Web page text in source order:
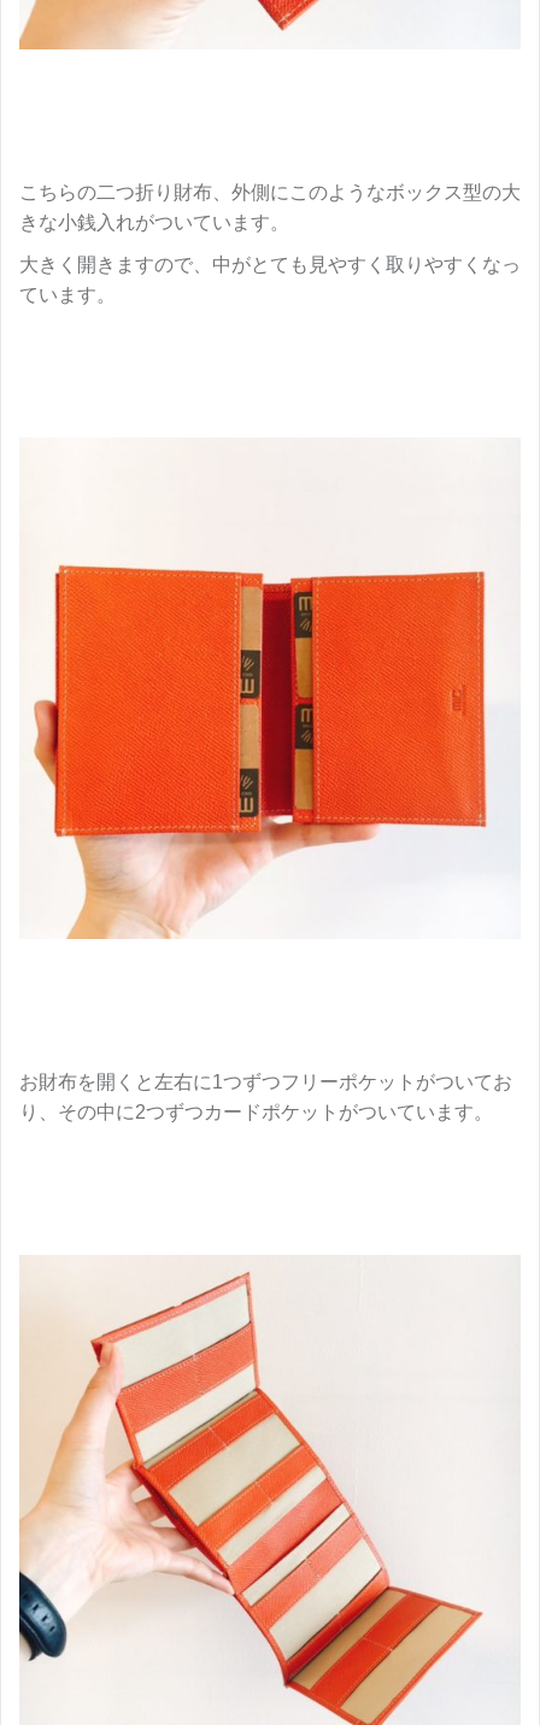
こちらの二つ折り財布、外側にこのようなボックス型の大
きな小銭入れがついています。
大きく開きますので、中がとても見やすく取りやすくなっ
ています。
お財布を開くと左右に1つずつフリーポケットがついてお
り、その中に2つずつカードポケットがついています。